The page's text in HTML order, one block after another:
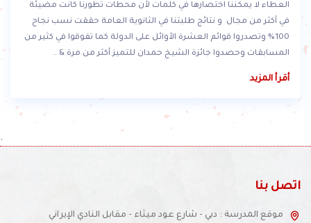
العطاء لا يمكننا اختصارها في كلمات لأن محطات تطورنا كانت مضيئة
في أكثر من مجال و نتائج طلبتنا في الثانوية العامة حققت نسب نجاح
100% وتصدروا قوائم العشرة الأوائل على الدولة كما تفوقوا في كثير من
المسابقات وحصدوا جائزة الشيخ حمدان للتميز أكثر من مرة & ..
أقرأ المزيد
.
اتصل بنا
موقع المدرسة : دبي - شارع عود ميثاء - مقابل النادي الإيراني